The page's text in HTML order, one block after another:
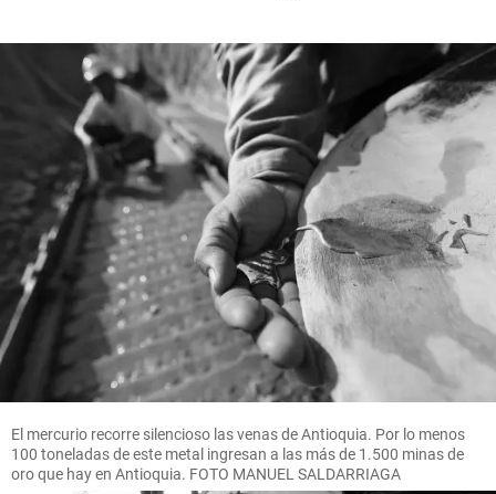
El mercurio recorre silencioso las venas de Antioquia. Por lo menos
100 toneladas de este metal ingresan a las más de 1.500 minas de
oro que hay en Antioquia. FOTO MANUEL SALDARRIAGA